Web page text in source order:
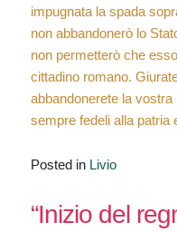
impugnata la spada
non abbandonerò lo
non permetterò che
cittadino romano.
abbandonerete la vostra
sempre fedeli alla patria
Posted in Livio
“Inizio del